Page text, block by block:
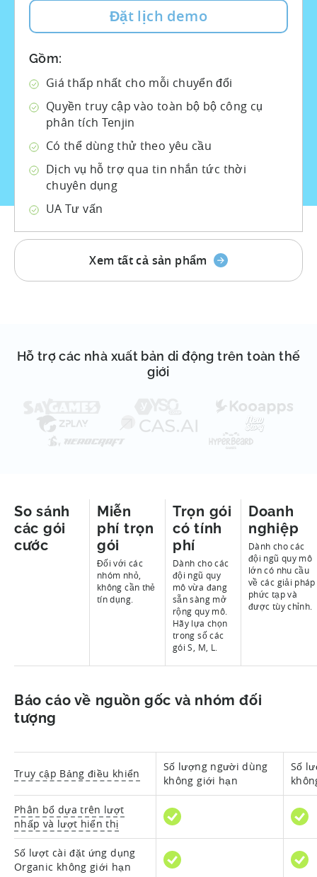
Đặt lịch demo
Gồm:
Giá thấp nhất cho mỗi chuyển đổi
Quyền truy cập vào toàn bộ bộ công cụ
phân tích Tenjin
Có thể dùng thử theo yêu cầu
Dịch vụ hỗ trợ qua tin nhắn tức thời
chuyên dụng
UA Tư vấn
Xem tất cả sản phẩm
Hỗ trợ các nhà xuất bản di động trên toàn thế
giới
So sánh
các gói
cước
Miễn
phí trọn
gói
Đối với các
nhóm nhỏ,
không cần thẻ
tín dụng.
Trọn gói
có tính
phí
Dành cho các
đội ngũ quy
mô vừa đang
sẵn sàng mở
rộng quy mô.
Hãy lựa chọn
trong số các
gói S, M, L.
Doanh
nghiệp
Dành cho các
đội ngũ quy mô
lớn có nhu cầu
về các giải pháp
phức tạp và
được tùy chỉnh.
Báo cáo về nguồn gốc và nhóm đối
tượng
Truy cập Bảng điều khiển
Số lượng người dùng
không giới hạn
Số
Phân bổ dựa trên lượt
nhấp và lượt hiển thị
Số lượt cài đặt ứng dụng
Organic không giới hạn